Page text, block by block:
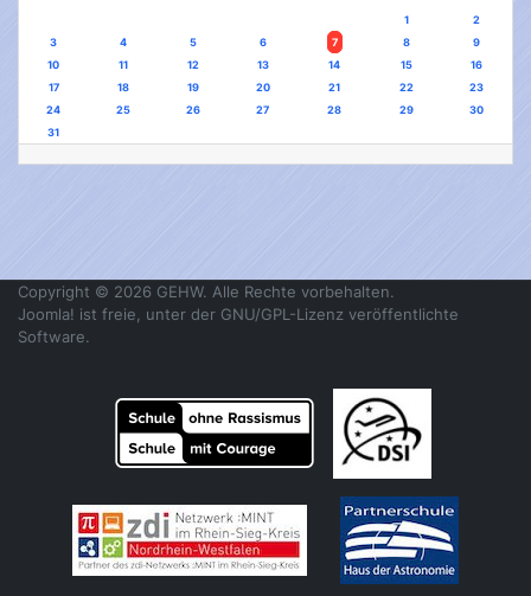
1
2
3
4 5 6 7 8
9
10
11 12 13 14 15
16
17
18 19 20 21 22
23
24
25 26 27 28 29
30
31
Copyright © 2026 GEHW. Alle Rechte vorbehalten.
Joomla! ist freie, unter der GNU/GPL-Lizenz veröffentlichte
Software.